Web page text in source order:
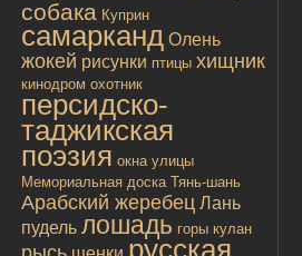
собака Куприн
самарканд Олень
жокей рисунки птицы хищник
кинодром охотник
персидско-
таджикская
поэзия окна улицы
Мемориальная доска Тянь-шань
Арабский жеребец Лань
пудель лошадь горы кулан
русская